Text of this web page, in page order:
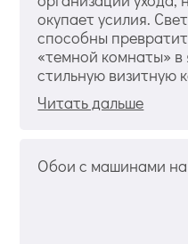
окупает усилия.
способны
«темной комнаты»
стильную визитную
Читать дальше
Обои с машинами на